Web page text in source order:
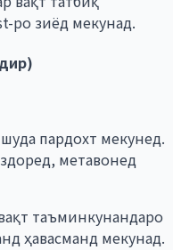
ро зиёд мекунад.
пардохт мекунед.
метавонед
таъминкунандаро
ҳавасманд мекунад.